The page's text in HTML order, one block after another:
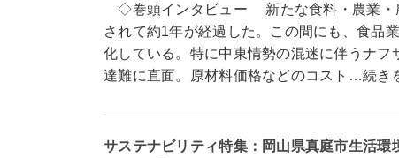
◇巻頭インタビュー 新たな食料・農業・
されて約1年が経過した。この間にも、食品
化している。特に中東情勢の混迷に伴うナフ
達難に直面。原材料価格などのコスト…続き
サステナビリティ特集：岡山県真庭市生活